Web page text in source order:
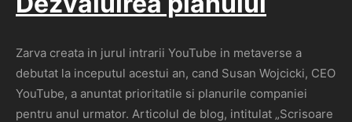
Zarva creata in jurul intrarii YouTube in metaverse a
debutat la inceputul acestui an, cand Susan Wojcicki, CEO
YouTube, a anuntat prioritatile si planurile companiei
pentru anul urmator. Articolul de blog, intitulat „Scrisoare